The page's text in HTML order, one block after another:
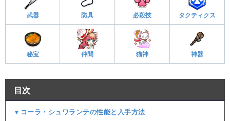
武器 防具 必殺技 タクティクス
秘宝 仲間 猫神 神器
目次
▼コーラ・シュワランテの性能と入手方法